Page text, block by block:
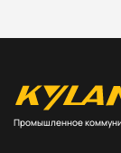
Промышленное